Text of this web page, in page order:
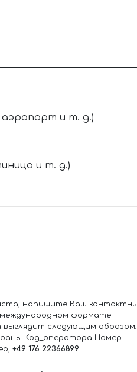
аэропорт и т. д.)
и т. д.)
напишите Ваш
формате.
следующим образом:
Код_оператора Номер
+49 176 22366899